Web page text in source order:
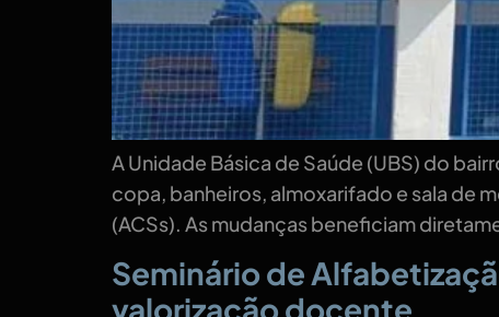
A Unidade Básica de Saúde (UBS) do
copa, banheiros, almoxarifado e sala de
(ACSs). As mudanças beneficiam
Seminário de
valorização docente